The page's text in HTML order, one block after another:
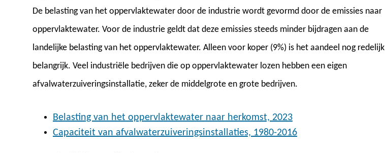
De belasting van het oppervlaktewater door de industrie wordt gevormd door de emissies naar
oppervlaktewater. Voor de industrie geldt dat deze emissies steeds minder bijdragen aan de
landelijke belasting van het oppervlaktewater. Alleen voor koper (9%) is het aandeel nog redelijk
belangrijk. Veel industriële bedrijven die op oppervlaktewater lozen hebben een eigen
afvalwaterzuiveringsinstallatie, zeker de middelgrote en grote bedrijven.
Belasting van het oppervlaktewater naar herkomst, 2023
Capaciteit van afvalwaterzuiveringsinstallaties, 1980-2016